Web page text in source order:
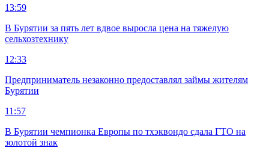
13:59
В Бурятии за пять лет вдвое выросла цена на тяжелую
сельхозтехнику
12:33
Предприниматель незаконно предоставлял займы жителям
Бурятии
11:57
В Бурятии чемпионка Европы по тхэквондо сдала ГТО на
золотой знак